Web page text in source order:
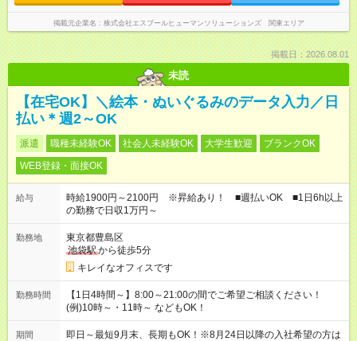
掲載元企業名 株式会社エスプールヒューマンソリューションズ 関東エリア
掲載日：2026.08.01
未読
【在宅OK】＼絵本・ぬいぐるみのデータ入力／日
払い＊週2～OK
派遣 職種未経験OK 社会人未経験OK 大学生歓迎
ブランクOK
WEB登録・面接OK
給与
時給1900円～2100円 ※昇給あり！ ■週払いOK ■1日6h以上
の勤務で日収1万円～
勤務地
東京都豊島区
池袋駅から徒歩5分
キレイなオフィスです
勤務時間
【1日4時間～】8:00～21:00の間でご希望ご相談ください！
(例)10時～・11時～ などもOK！
期間
即日～最短9月末、長期もOK！※8月24日以降の入社希望の方は